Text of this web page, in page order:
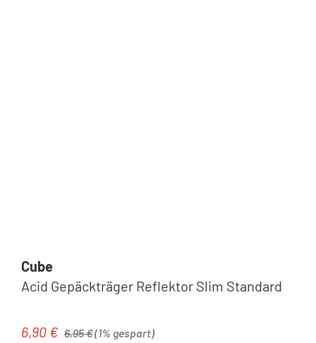
Cube
Acid Gepäckträger Reflektor Slim Standard
Verkaufspreis:
6,90 € Regulärer Preis:
6,95 €(1% gespart)